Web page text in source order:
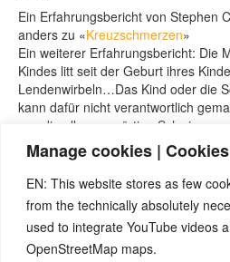
Manage cookies |
EN: This website stores as few
from the technically absolutely
used to integrate YouTube videos
OpenStreetMap maps.
Ein Erfahrungsbericht von Stephen
anders zu «Kreuzschmerzen»
Ein weiterer Erfahrungsbericht: Die
Kindes litt seit der Geburt ihres
Lendenwirbeln…Das Kind oder die
kann dafür nicht verantwortlich
war die allgegenwärtige
Schwiegermutter war, dass die Frau
Enkelkind zu versorgen. Deshalb
um ständig deren Unfähigkeit, den
ernähren, zu kritisieren… (aus:
Hamer»).
Quellenhinweise sowie für das